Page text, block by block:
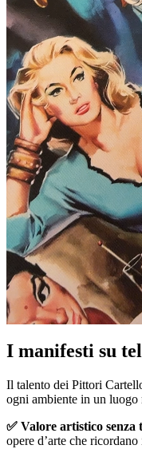
Pause
I manifesti su
Il talento dei Pittori
ogni ambiente in un luogo
✅ Valore artistico senza
opere d’arte che